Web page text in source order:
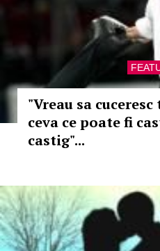
"Vreau sa
ceva ce poate fi
castig"...